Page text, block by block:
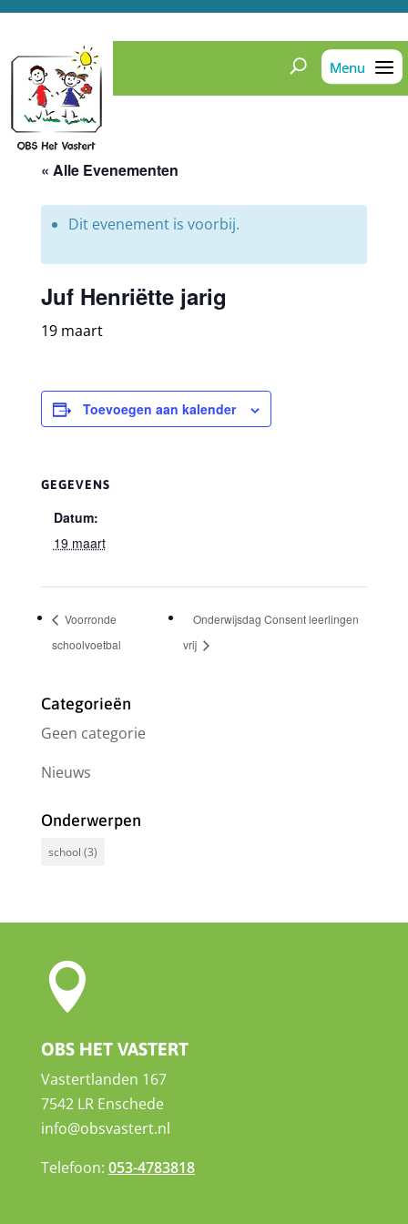
« Alle Evenementen
Dit evenement is voorbij.
Juf Henriëtte jarig
19 maart
Toevoegen aan kalender
GEGEVENS
Datum:
19 maart
Voorronde
schoolvoetbal
Onderwijsdag Consent leerlingen
vrij
Categorieën
Geen categorie
Nieuws
Onderwerpen
school (3)

OBS HET VASTERT
Vastertlanden 167
7542 LR Enschede
info@obsvastert.nl
Telefoon: 053-4783818